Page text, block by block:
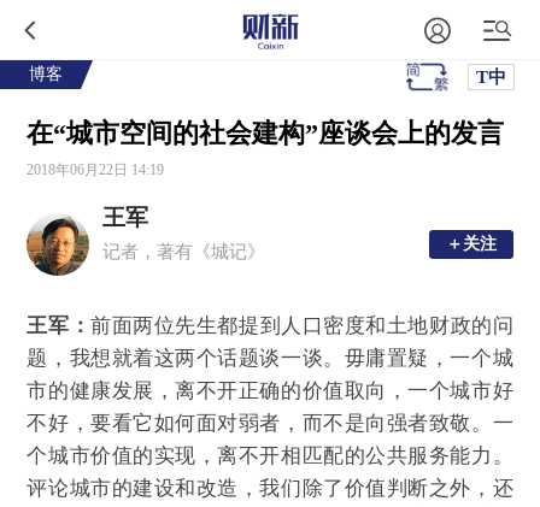
博客 T中
在“城市空间的社会建构”座谈会上的发言
2018年06月22日 14:19
王军
记者，著有《城记》 ＋关注
＋关注
王军：前面两位先生都提到人口密度和土地财政的问
题，我想就着这两个话题谈一谈。毋庸置疑，一个城
市的健康发展，离不开正确的价值取向，一个城市好
不好，要看它如何面对弱者，而不是向强者致敬。一
个城市价值的实现，离不开相匹配的公共服务能力。
评论城市的建设和改造，我们除了价值判断之外，还